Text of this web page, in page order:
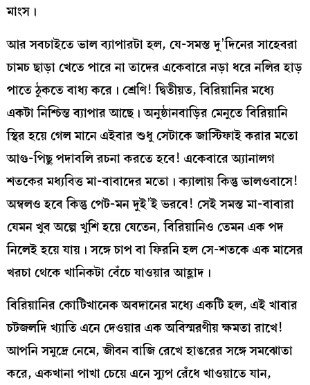
মাংস।
আর সবচাইতে ভাল ব্যাপারটা হল, যে-সমস্ত দু’দিনের সাহেবরা
চামচ ছাড়া খেতে পারে না তাদের একেবারে নড়া ধরে নলির হাড়
পাতে ঠুকতে বাধ্য করে। শ্রেণি! দ্বিতীয়ত, বিরিয়ানির মধ্যে
একটা নিশ্চিন্ত ব্যাপার আছে। অনুষ্ঠানবাড়ির মেনুতে বিরিয়ানি
স্থির হয়ে গেল মানে এইবার শুধু সেটাকে জাস্টিফাই করার মতো
আগু-পিছু পদাবলি রচনা করতে হবে! একেবারে অ্যানালগ
শতকের মধ্যবিত্ত মা-বাবাদের মতো। ক্যালায় কিন্তু ভালওবাসে!
অম্বলও হবে কিন্তু পেট-মন দুই’ই ভরবে! সেই সমস্ত মা-বাবারা
যেমন খুব অল্পে খুশি হয়ে যেতেন, বিরিয়ানিও তেমন এক পদ
নিলেই হয়ে যায়। সঙ্গে চাপ বা ফিরনি হল সে-শতকে এক মাসের
খরচা থেকে খানিকটা বেঁচে যাওয়ার আহ্লাদ।
বিরিয়ানির কোটিখানেক অবদানের মধ্যে একটি হল, এই খাবার
চটজলদি খ্যাতি এনে দেওয়ার এক অবিস্মরণীয় ক্ষমতা রাখে!
আপনি সমুদ্রে নেমে, জীবন বাজি রেখে হাঙরের সঙ্গে সমঝোতা
করে, একখানা পাখা চেয়ে এনে স্যুপ রেঁধে খাওয়াতে যান,